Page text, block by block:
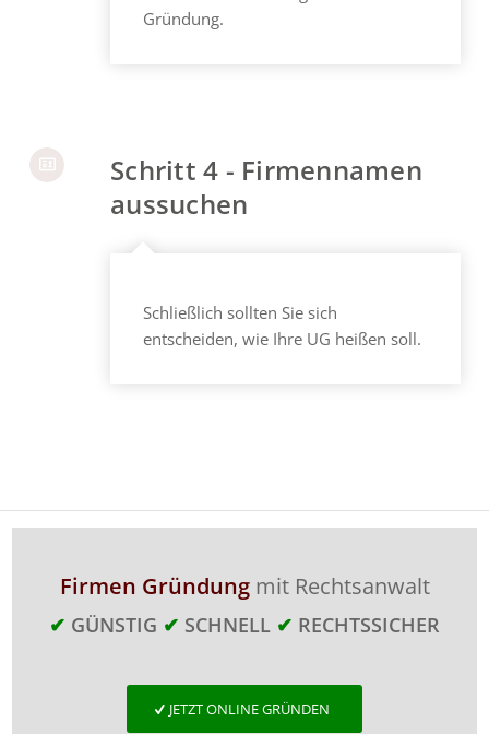
Gründung.
Schritt 4 - Firmennamen
aussuchen
Schließlich sollten Sie sich
entscheiden, wie Ihre UG heißen soll.
Firmen Gründungmit Rechtsanwalt
✔ GÜNSTIG ✔ SCHNELL ✔ RECHTSSICHER
JETZT ONLINE GRÜNDEN